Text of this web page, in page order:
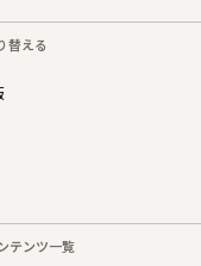
替える
テンツ一覧